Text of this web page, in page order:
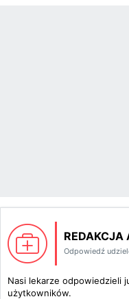
REDAKCJA
Odpowiedź
Nasi lekarze odpowiedzieli
użytkowników.